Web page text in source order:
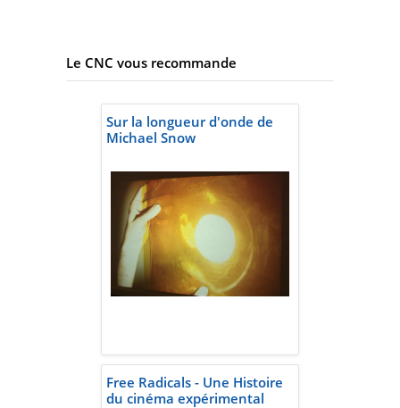
Le CNC vous recommande
Sur la longueur d'onde de
Michael Snow
Free Radicals - Une Histoire
du cinéma expérimental